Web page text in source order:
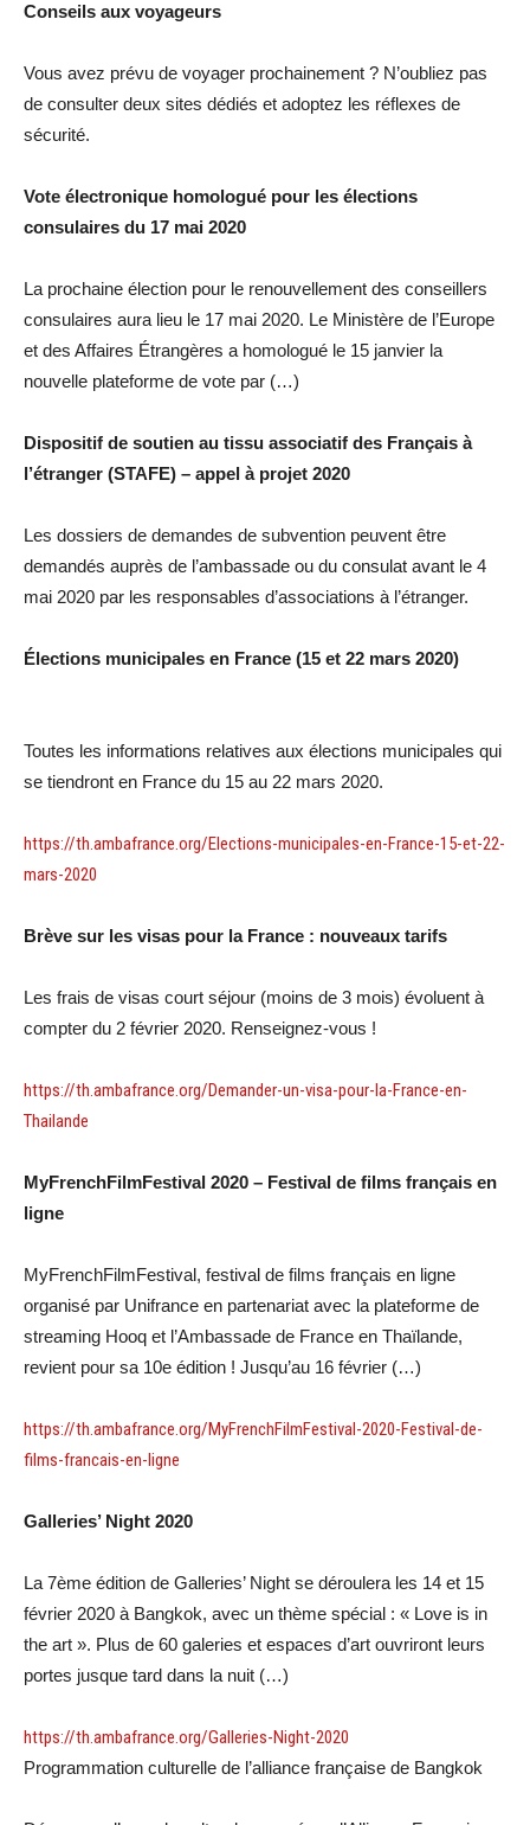
Conseils aux voyageurs
Vous avez prévu de voyager prochainement ? N’oubliez pas
de consulter deux sites dédiés et adoptez les réflexes de
sécurité.
Vote électronique homologué pour les élections
consulaires du 17 mai 2020
La prochaine élection pour le renouvellement des conseillers
consulaires aura lieu le 17 mai 2020. Le Ministère de l’Europe
et des Affaires Étrangères a homologué le 15 janvier la
nouvelle plateforme de vote par (…)
Dispositif de soutien au tissu associatif des Français à
l’étranger (STAFE) – appel à projet 2020
Les dossiers de demandes de subvention peuvent être
demandés auprès de l’ambassade ou du consulat avant le 4
mai 2020 par les responsables d’associations à l’étranger.
Élections municipales en France (15 et 22 mars 2020)
Toutes les informations relatives aux élections municipales qui
se tiendront en France du 15 au 22 mars 2020.
https://th.ambafrance.org/Elections-municipales-en-France-15-et-22-
mars-2020
Brève sur les visas pour la France : nouveaux tarifs
Les frais de visas court séjour (moins de 3 mois) évoluent à
compter du 2 février 2020. Renseignez-vous !
https://th.ambafrance.org/Demander-un-visa-pour-la-France-en-
Thailande
MyFrenchFilmFestival 2020 – Festival de films français en
ligne
MyFrenchFilmFestival, festival de films français en ligne
organisé par Unifrance en partenariat avec la plateforme de
streaming Hooq et l’Ambassade de France en Thaïlande,
revient pour sa 10e édition ! Jusqu’au 16 février (…)
https://th.ambafrance.org/MyFrenchFilmFestival-2020-Festival-de-
films-francais-en-ligne
Galleries’ Night 2020
La 7ème édition de Galleries’ Night se déroulera les 14 et 15
février 2020 à Bangkok, avec un thème spécial : « Love is in
the art ». Plus de 60 galeries et espaces d’art ouvriront leurs
portes jusque tard dans la nuit (…)
https://th.ambafrance.org/Galleries-Night-2020
Programmation culturelle de l’alliance française de Bangkok